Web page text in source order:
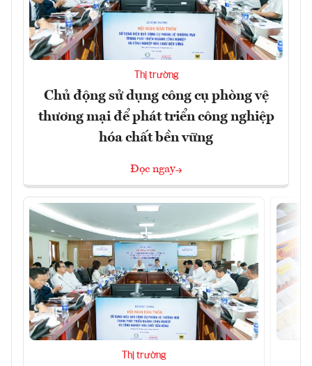
Thị trường
Chủ động sử dụng công cụ phòng vệ
thương mại để phát triển công nghiệp
hóa chất bền vững
Đọc ngay
Thị trường